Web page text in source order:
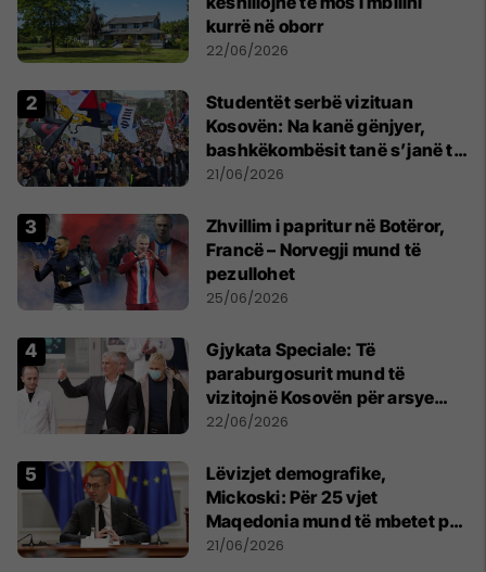
kurrë në oborr
22/06/2026
Studentët serbë vizituan
Kosovën: Na kanë gënjyer,
bashkëkombësit tanë s’janë të
shtypur
21/06/2026
Zhvillim i papritur në Botëror,
Francë – Norvegji mund të
pezullohet
25/06/2026
​Gjykata Speciale: Të
paraburgosurit mund të
vizitojnë Kosovën për arsye
humanitare
22/06/2026
Lëvizjet demografike,
Mickoski: Për 25 vjet
Maqedonia mund të mbetet pa
150 mijë deri në 250 mijë
21/06/2026